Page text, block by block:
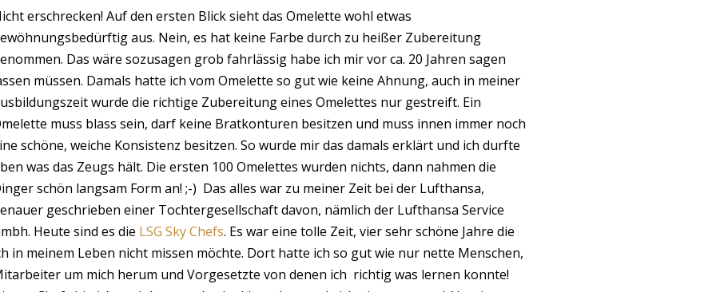
erschrecken! Auf den ersten Blick sieht das Omelette wohl etwas
aus. Nein, es hat keine Farbe durch zu heißer Zubereitung
Das wäre sozusagen grob fahrlässig habe ich mir vor ca. 20 Jahren sagen
müssen. Damals hatte ich vom Omelette so gut wie keine Ahnung, auch in meiner
wurde die richtige Zubereitung eines Omelettes nur gestreift. Ein
muss blass sein, darf keine Bratkonturen besitzen und muss innen immer noch
schöne, weiche Konsistenz besitzen. So wurde mir das damals erklärt und ich durfte
was das Zeugs hält. Die ersten 100 Omelettes wurden nichts, dann nahmen die
schön langsam Form an! ;-) Das alles war zu meiner Zeit bei der Lufthansa,
geschrieben einer Tochtergesellschaft davon, nämlich der Lufthansa Service
Heute sind es die LSG Sky Chefs. Es war eine tolle Zeit, vier sehr schöne Jahre die
in meinem Leben nicht missen möchte. Dort hatte ich so gut wie nur nette Menschen,
um mich herum und Vorgesetzte von denen ich richtig was lernen konnte!